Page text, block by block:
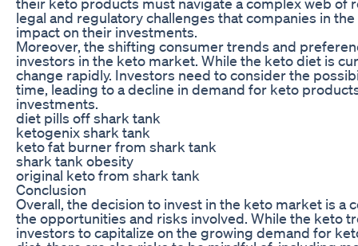
legal and regulatory challenges that companies in
impact on their investments.
Moreover, the shifting consumer trends and
investors in the keto market. While the keto diet is
change rapidly. Investors need to consider the
time, leading to a decline in demand for keto
investments.
diet pills off shark tank
ketogenix shark tank
keto fat burner from shark tank
shark tank obesity
original keto from shark tank
Conclusion
Overall, the decision to invest in the keto market is
the opportunities and risks involved. While the keto
investors to capitalize on the growing demand for